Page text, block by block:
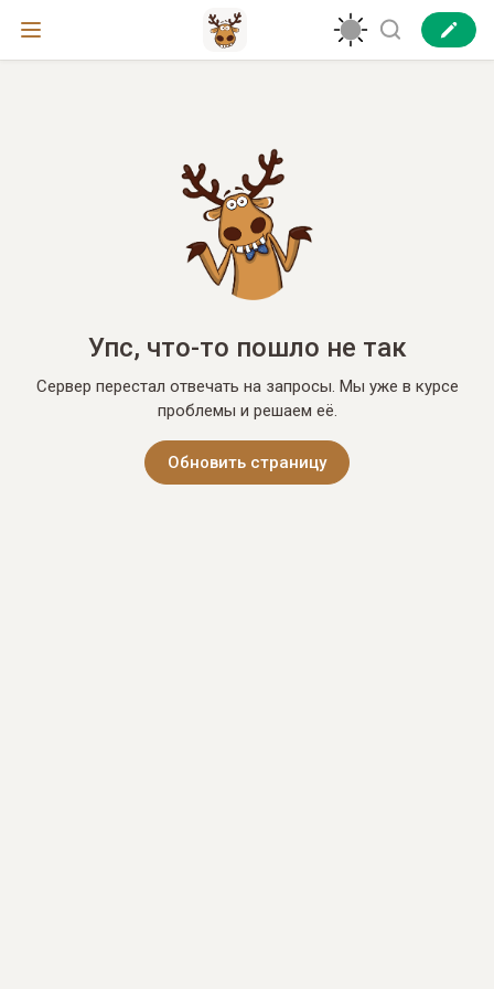
Упс, что-то пошло не так
Сервер перестал отвечать на запросы. Мы уже в курсе
проблемы и решаем её.
Обновить страницу